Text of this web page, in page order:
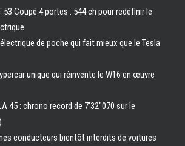
53 Coupé 4 portes : 544 ch pour redéfinir le
de poche qui fait mieux que le Tesla
unique qui réinvente le W16 en œuvre
45 : chrono record de 7’32″070 sur le
conducteurs bientôt interdits de voitures